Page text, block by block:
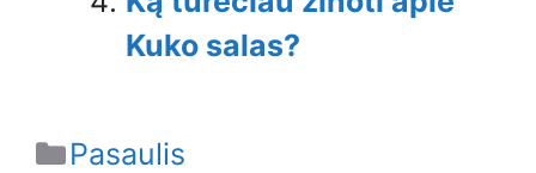
Kuko salas?
Categories
Pasaulis